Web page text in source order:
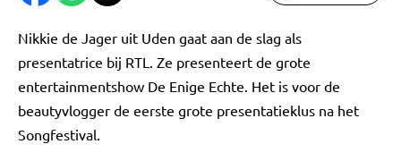
Nikkie de Jager uit Uden gaat aan de slag als
presentatrice bij RTL. Ze presenteert de grote
entertainmentshow De Enige Echte. Het is voor de
beautyvlogger de eerste grote presentatieklus na het
Songfestival.